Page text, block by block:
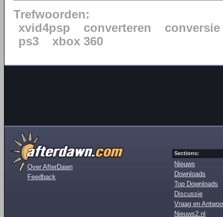
Trefwoorden:
xvid4psp
converteren
conversie
ps3
xbox 360
Over AfterDawn
Feedback
Sections:
Nieuws
Downloads
Top Downloads
Discussie
Vraag en
Nieuws2.nl